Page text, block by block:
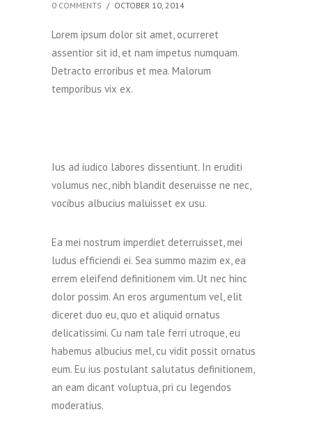
0 COMMENTS / OCTOBER 10, 2014
Lorem ipsum dolor sit amet, ocurreret
assentior sit id, et nam impetus numquam.
Detracto erroribus et mea. Malorum
temporibus vix ex.
Ius ad iudico labores dissentiunt. In eruditi
volumus nec, nibh blandit deseruisse ne nec,
vocibus albucius maluisset ex usu.
Ea mei nostrum imperdiet deterruisset, mei
ludus efficiendi ei. Sea summo mazim ex, ea
errem eleifend definitionem vim. Ut nec hinc
dolor possim. An eros argumentum vel, elit
diceret duo eu, quo et aliquid ornatus
delicatissimi. Cu nam tale ferri utroque, eu
habemus albucius mel, cu vidit possit ornatus
eum. Eu ius postulant salutatus definitionem,
an eam dicant voluptua, pri cu legendos
moderatius.